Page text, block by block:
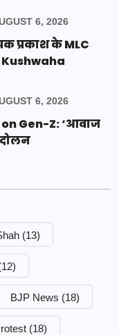
6, 2026
प्रकाश के MLC
6, 2026
Gen-Z: ‘आवाज
(13)
BJP News (18)
(18)